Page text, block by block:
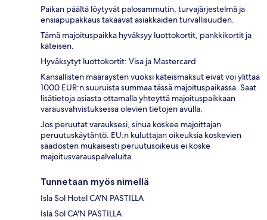
Paikan päältä löytyvät palosammutin, turvajärjestelmä ja
ensiapupakkaus takaavat asiakkaiden turvallisuuden.
Tämä majoituspaikka hyväksyy luottokortit, pankkikortit ja
käteisen.
Hyväksytyt luottokortit: Visa ja Mastercard
Kansallisten määräysten vuoksi käteismaksut eivät voi ylittää
1000 EUR:n suuruista summaa tässä majoituspaikassa. Saat
lisätietoja asiasta ottamalla yhteyttä majoituspaikkaan
varausvahvistuksessa olevien tietojen avulla.
Jos peruutat varauksesi, sinua koskee majoittajan
peruutuskäytäntö. EU:n kuluttajan oikeuksia koskevien
säädösten mukaisesti peruutusoikeus ei koske
majoitusvarauspalveluita.
Tunnetaan myös nimellä
Isla Sol Hotel CA'N PASTILLA
Isla Sol CA'N PASTILLA